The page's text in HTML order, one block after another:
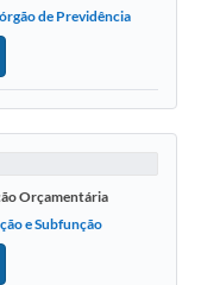
de Previdência
Orçamentária
e Subfunção